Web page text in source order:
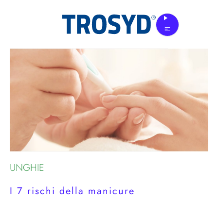
UNGHIE
I 7 rischi della manicure